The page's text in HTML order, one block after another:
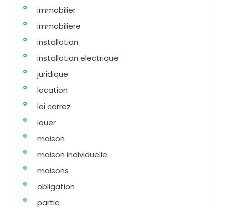
immobilier
immobiliere
installation
installation electrique
juridique
location
loi carrez
louer
maison
maison individuelle
maisons
obligation
partie